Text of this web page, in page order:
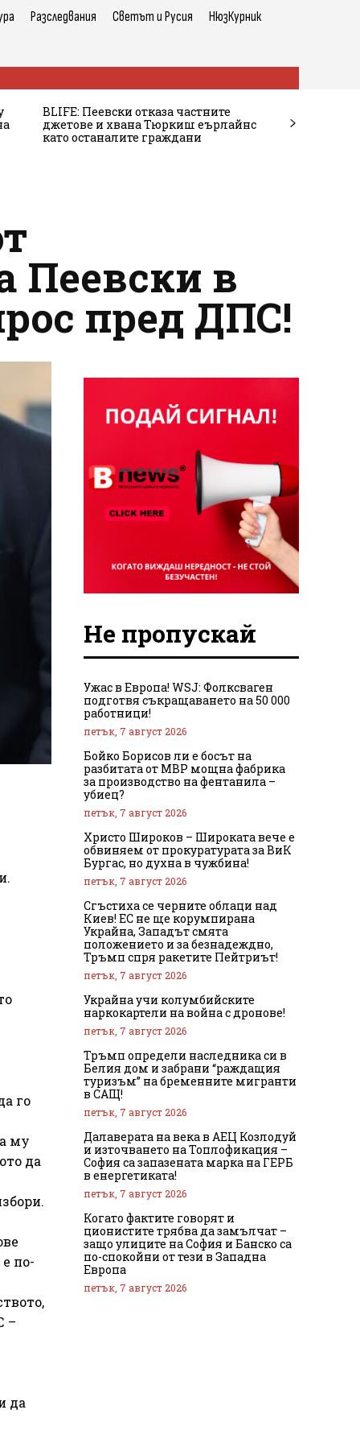
Разследвания Светът и Русия НюзКурник
BLIFE: Пеевски отказа частните
джетове и хвана Тюркиш еърлайнс
като останалите граждани
Пеевски в
пред ДПС!
го
му
да
по-
–
да
Не пропускай
Ужас в Европа! WSJ: Фолксваген
подготвя съкращаването на 50 000
работници!
петък, 7 август 2026
Бойко Борисов ли е босът на
разбитата от МВР мощна фабрика
за производство на фентанила –
убиец?
петък, 7 август 2026
Христо Широков – Широката вече е
обвиняем от прокуратурата за ВиК
Бургас, но духна в чужбина!
петък, 7 август 2026
Сгъстиха се черните облаци над
Киев! ЕС не ще корумпирана
Украйна, Западът смята
положението и за безнадеждно,
Тръмп спря ракетите Пейтриът!
петък, 7 август 2026
Украйна учи колумбийските
наркокартели на война с дронове!
петък, 7 август 2026
Тръмп определи наследника си в
Белия дом и забрани “раждащия
туризъм” на бременните мигранти
в САЩ!
петък, 7 август 2026
Далаверата на века в АЕЦ Козлодуй
и източването на Топлофикация –
София са запазената марка на ГЕРБ
в енергетиката!
петък, 7 август 2026
Когато фактите говорят и
ционистите трябва да замълчат –
защо улиците на София и Банско са
по-спокойни от тези в Западна
Европа
петък, 7 август 2026